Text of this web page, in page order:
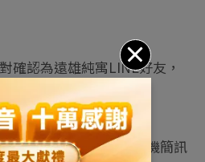
確認為遠雄純寓LINE好友，
LINE之超級好友
五)抽出得獎者，並依手機簡訊